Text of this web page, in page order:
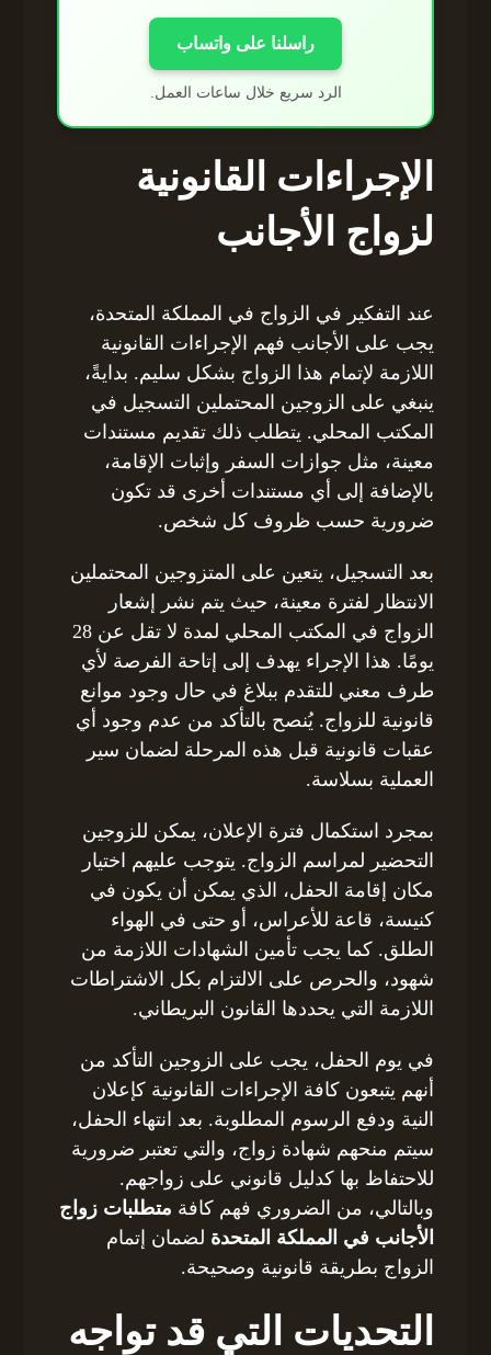
راسلنا على واتساب
الرد سريع خلال ساعات العمل.
الإجراءات القانونية
لزواج الأجانب
عند التفكير في الزواج في المملكة المتحدة،
يجب على الأجانب فهم الإجراءات القانونية
اللازمة لإتمام هذا الزواج بشكل سليم. بدايةً،
ينبغي على الزوجين المحتملين التسجيل في
المكتب المحلي. يتطلب ذلك تقديم مستندات
معينة، مثل جوازات السفر وإثبات الإقامة،
بالإضافة إلى أي مستندات أخرى قد تكون
ضرورية حسب ظروف كل شخص.
بعد التسجيل، يتعين على المتزوجين المحتملين
الانتظار لفترة معينة، حيث يتم نشر إشعار
الزواج في المكتب المحلي لمدة لا تقل عن 28
يومًا. هذا الإجراء يهدف إلى إتاحة الفرصة لأي
طرف معني للتقدم ببلاغ في حال وجود موانع
قانونية للزواج. يُنصح بالتأكد من عدم وجود أي
عقبات قانونية قبل هذه المرحلة لضمان سير
العملية بسلاسة.
بمجرد استكمال فترة الإعلان، يمكن للزوجين
التحضير لمراسم الزواج. يتوجب عليهم اختيار
مكان إقامة الحفل، الذي يمكن أن يكون في
كنيسة، قاعة للأعراس، أو حتى في الهواء
الطلق. كما يجب تأمين الشهادات اللازمة من
شهود، والحرص على الالتزام بكل الاشتراطات
اللازمة التي يحددها القانون البريطاني.
في يوم الحفل، يجب على الزوجين التأكد من
أنهم يتبعون كافة الإجراءات القانونية كإعلان
النية ودفع الرسوم المطلوبة. بعد انتهاء الحفل،
سيتم منحهم شهادة زواج، والتي تعتبر ضرورية
للاحتفاظ بها كدليل قانوني على زواجهم.
وبالتالي، من الضروري فهم كافة متطلبات زواج
الأجانب في المملكة المتحدة لضمان إتمام
الزواج بطريقة قانونية وصحيحة.
التحديات التي قد تواجه